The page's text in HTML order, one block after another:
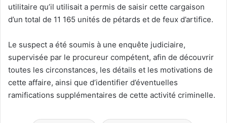
utilitaire qu’il utilisait a permis de saisir cette cargaison
d’un total de 11 165 unités de pétards et de feux d’artifice.
Le suspect a été soumis à une enquête judiciaire,
supervisée par le procureur compétent, afin de découvrir
toutes les circonstances, les détails et les motivations de
cette affaire, ainsi que d’identifier d’éventuelles
ramifications supplémentaires de cette activité criminelle.